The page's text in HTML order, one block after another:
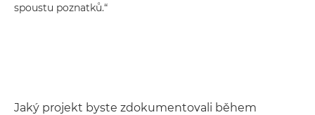
spoustu poznatků.“
Jaký projekt byste zdokumentovali během